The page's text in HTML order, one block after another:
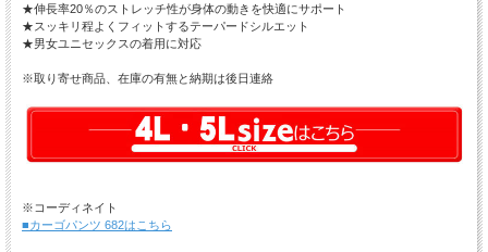
★伸長率20％のストレッチ性が身体の動きを快適にサポート
★スッキリ程よくフィットするテーパードシルエット
★男女ユニセックスの着用に対応
※取り寄せ商品、在庫の有無と納期は後日連絡
※コーディネイト
■カーゴパンツ 682はこちら